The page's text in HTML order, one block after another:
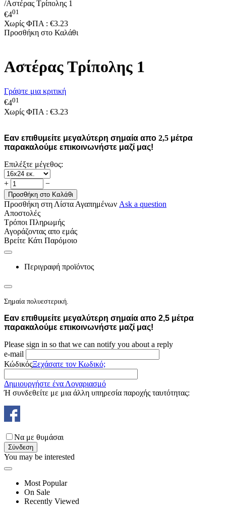
/Αστέρας Τρίπολης 1
€401
Χωρίς ΦΠΑ : €3.23
Προσθήκη στο Καλάθι
Αστέρας Τρίπολης 1
Γράψτε μια κριτική
€401
Χωρίς ΦΠΑ : €3.23
Εαν επιθυμείτε μεγαλύτερη σημαία απο 2,5 μέτρα
παρακαλούμε επικοινωνήστε μαζί μας!
Επιλέξτε μέγεθος:
+ −
Προσθήκη στο Καλάθι
Προσθήκη στη Λίστα Αγαπημένων Ask a question
Αποστολές
Τρόποι Πληρωμής
Αγοράζοντας απο εμάς
Βρείτε Κάτι Παρόμοιο
Περιγραφή προϊόντος
Σημαία πολυεστερική.
Εαν επιθυμείτε μεγαλύτερη σημαία απο 2,5 μέτρα
παρακαλούμε επικοινωνήστε μαζί μας!
Please sign in so that we can notify you about a reply
e-mail
ΚώδικόςΞεχάσατε τον Κωδικό;
Δημιουργήστε ένα Λογαριασμό
Ή συνδεθείτε με μια άλλη υπηρεσία παροχής ταυτότητας:
Να με θυμάσαι
Σύνδεση
You may be interested
Most Popular
On Sale
Recently Viewed